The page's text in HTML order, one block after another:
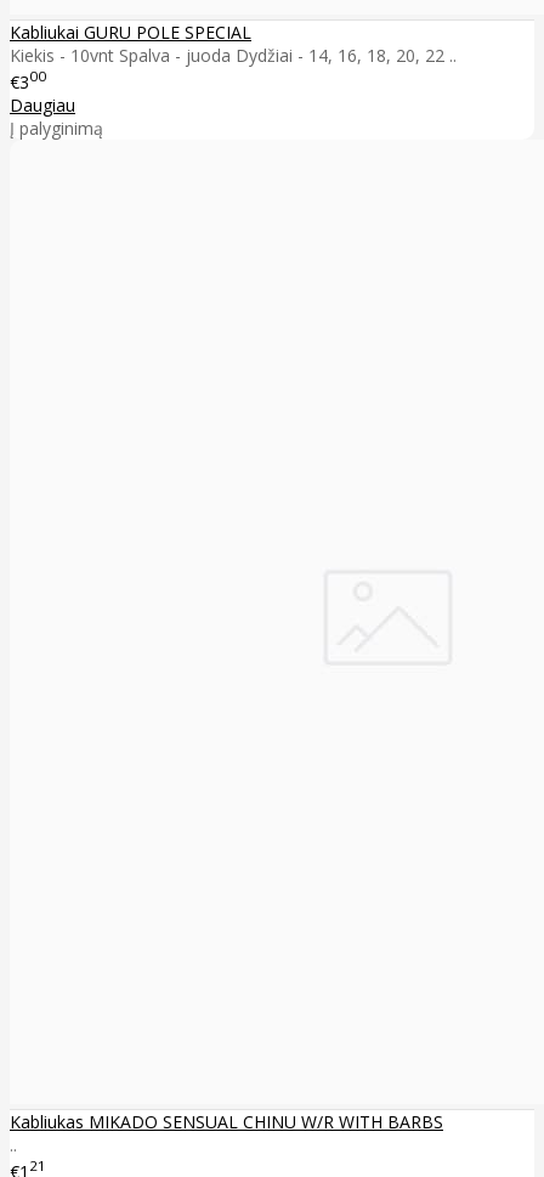
Kabliukai GURU POLE SPECIAL
Kiekis - 10vnt Spalva - juoda Dydžiai - 14, 16, 18, 20, 22 ..
€300
Daugiau
Į palyginimą
Kabliukas MIKADO SENSUAL CHINU W/R WITH BARBS
..
€1 21